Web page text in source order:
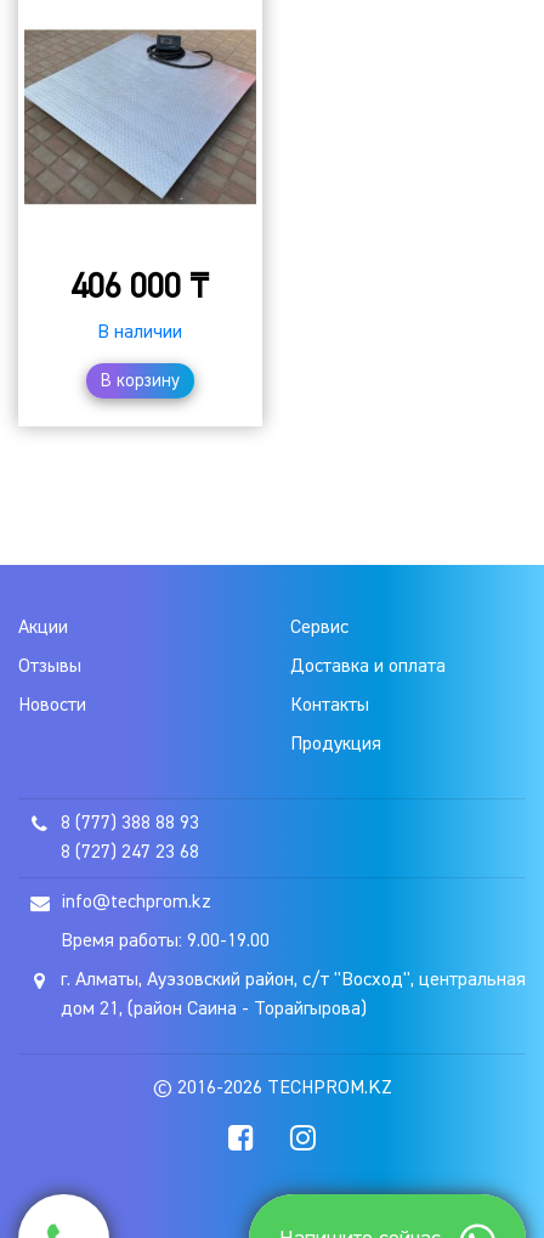
406 000 ₸
В наличии
В корзину
Акции
Отзывы
Новости
Сервис
Доставка и оплата
Контакты
Продукция
8 (777) 388 88 93
8 (727) 247 23 68
info@techprom.kz
Время работы: 9.00-19.00
г. Алматы, Ауэзовский район, с/т "Восход", центральная
дом 21, (район Саина - Торайгырова)
© 2016-2026 TECHPROM.KZ